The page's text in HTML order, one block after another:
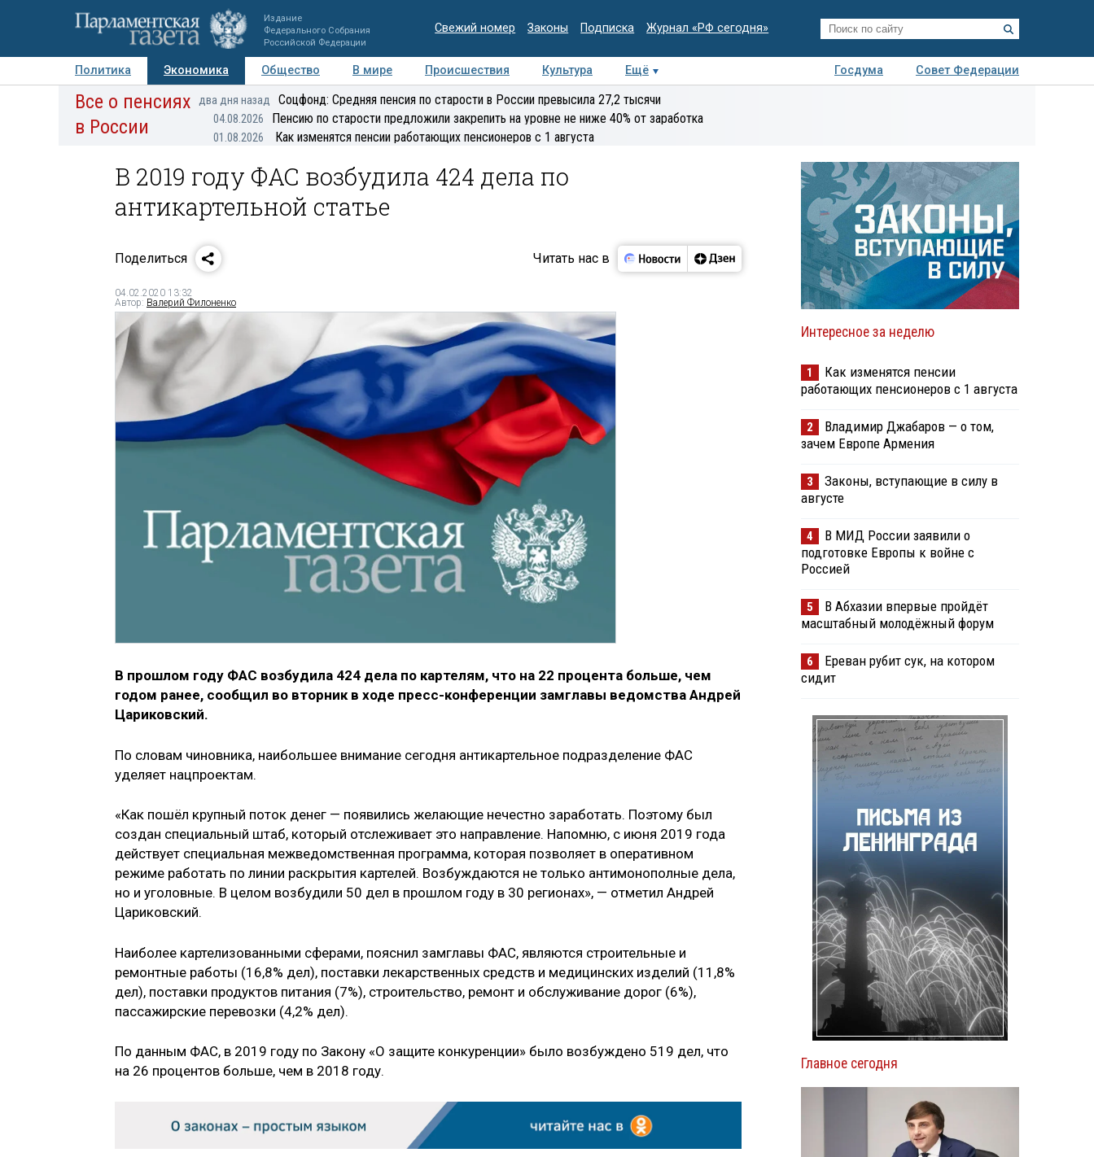
Издание
Федерального Собрания
Российской Федерации
Свежий номер Законы Подписка Журнал «РФ сегодня»
Политика Экономика Общество В мире Происшествия Культура Ещё Госдума
Совет Федерации
Авторы Персоны Мнения Регионы Медиацентр Интервью Колумнисты
Все о пенсиях
в России
два дня назад Соцфонд: Средняя пенсия по старости в России превысила 27,2 тысячи
04.08.2026 Пенсию по старости предложили закрепить на уровне не ниже 40% от заработка
01.08.2026 Как изменятся пенсии работающих пенсионеров с 1 августа
В 2019 году ФАС возбудила 424 дела по
антикартельной статье
Поделиться Читать нас в
04.02.2020 13:32
Автор: Валерий Филоненко
В прошлом году ФАС возбудила 424 дела по картелям, что на 22 процента больше, чем
годом ранее, сообщил во вторник в ходе пресс-конференции замглавы ведомства Андрей
Цариковский.
По словам чиновника, наибольшее внимание сегодня антикартельное подразделение ФАС
уделяет нацпроектам.
«Как пошёл крупный поток денег — появились желающие нечестно заработать. Поэтому был
создан специальный штаб, который отслеживает это направление. Напомню, с июня 2019 года
действует специальная межведомственная программа, которая позволяет в оперативном
режиме работать по линии раскрытия картелей. Возбуждаются не только антимонополные дела,
но и уголовные. В целом возбудили 50 дел в прошлом году в 30 регионах», — отметил Андрей
Цариковский.
Наиболее картелизованными сферами, пояснил замглавы ФАС, являются строительные и
ремонтные работы (16,8% дел), поставки лекарственных средств и медицинских изделий (11,8%
дел), поставки продуктов питания (7%), строительство, ремонт и обслуживание дорог (6%),
пассажирские перевозки (4,2% дел).
По данным ФАС, в 2019 году по Закону «О защите конкуренции» было возбуждено 519 дел, что
на 26 процентов больше, чем в 2018 году.
Интересное за неделю
1
Как изменятся пенсии
работающих пенсионеров с 1 августа
2
Владимир Джабаров — о том,
зачем Европе Армения
3
Законы, вступающие в силу в
августе
4
В МИД России заявили о
подготовке Европы к войне с
Россией
5
В Абхазии впервые пройдёт
масштабный молодёжный форум
6
Ереван рубит сук, на котором
сидит
Главное сегодня